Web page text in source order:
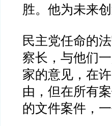
胜。他为未来
民主党任命的
察长，与他们
家的意见，在
由，但在所有
的文件案件，